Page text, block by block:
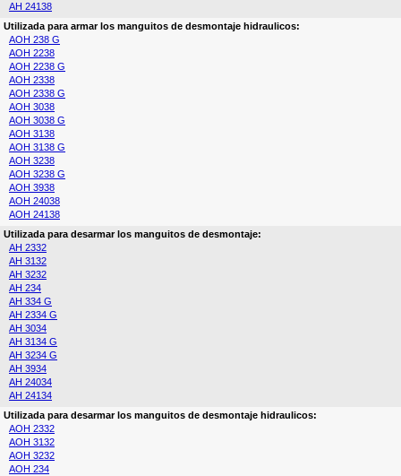
AH 24138
Utilizada para armar los manguitos de desmontaje hidraulicos:
AOH 238 G
AOH 2238
AOH 2238 G
AOH 2338
AOH 2338 G
AOH 3038
AOH 3038 G
AOH 3138
AOH 3138 G
AOH 3238
AOH 3238 G
AOH 3938
AOH 24038
AOH 24138
Utilizada para desarmar los manguitos de desmontaje:
AH 2332
AH 3132
AH 3232
AH 234
AH 334 G
AH 2334 G
AH 3034
AH 3134 G
AH 3234 G
AH 3934
AH 24034
AH 24134
Utilizada para desarmar los manguitos de desmontaje hidraulicos:
AOH 2332
AOH 3132
AOH 3232
AOH 234